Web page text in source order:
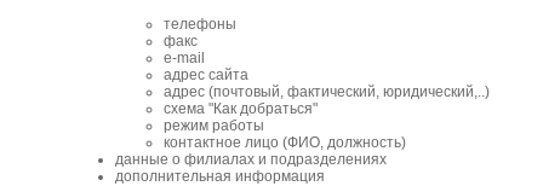
телефоны
факс
e-mail
адрес сайта
адрес (почтовый, фактический, юридический,..)
схема "Как добраться"
режим работы
контактное лицо (ФИО, должность)
данные о филиалах и подразделениях
дополнительная информация